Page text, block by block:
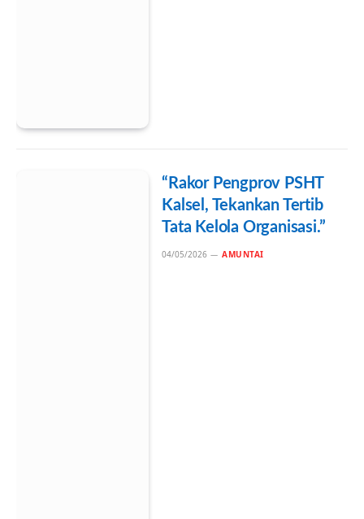
“Rakor Pengprov PSHT
Kalsel, Tekankan Tertib
Tata Kelola Organisasi.”
04/05/2026 AMUNTAI